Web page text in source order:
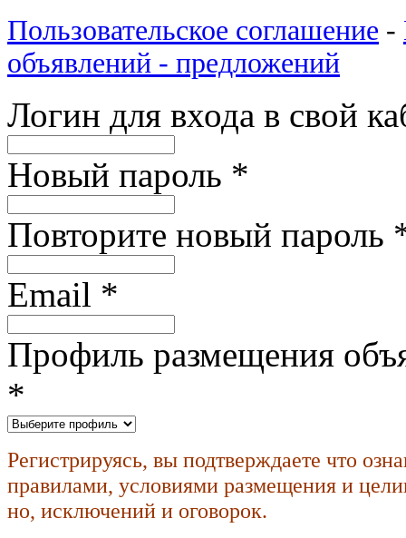
Пользовательское соглашение -
объявлений - предложений
Логин для входа в свой
Новый пароль *
Повторите новый пароль
Email *
Профиль размещения
*
Регистрируясь, вы подтверждаете что
правилами, условиями размещения и
но, исключений и оговорок.